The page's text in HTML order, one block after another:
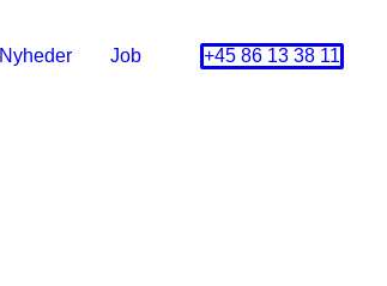
Nyheder Job +45 86 13 38 11